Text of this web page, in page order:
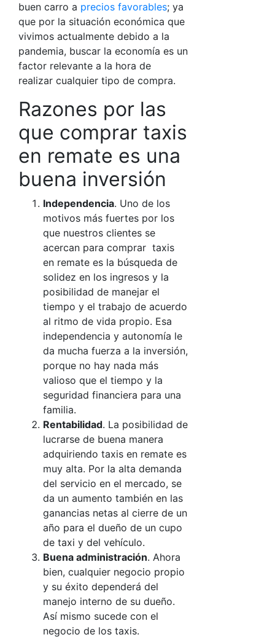
buen carro a precios favorables; ya
que por la situación económica que
vivimos actualmente debido a la
pandemia, buscar la economía es un
factor relevante a la hora de
realizar cualquier tipo de compra.
Razones por las
que comprar taxis
en remate es una
buena inversión
Independencia. Uno de los
motivos más fuertes por los
que nuestros clientes se
acercan para comprar taxis
en remate es la búsqueda de
solidez en los ingresos y la
posibilidad de manejar el
tiempo y el trabajo de acuerdo
al ritmo de vida propio. Esa
independencia y autonomía le
da mucha fuerza a la inversión,
porque no hay nada más
valioso que el tiempo y la
seguridad financiera para una
familia.
Rentabilidad. La posibilidad de
lucrarse de buena manera
adquiriendo taxis en remate es
muy alta. Por la alta demanda
del servicio en el mercado, se
da un aumento también en las
ganancias netas al cierre de un
año para el dueño de un cupo
de taxi y del vehículo.
Buena administración. Ahora
bien, cualquier negocio propio
y su éxito dependerá del
manejo interno de su dueño.
Así mismo sucede con el
negocio de los taxis.